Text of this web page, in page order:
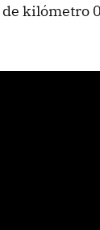
kilómetro